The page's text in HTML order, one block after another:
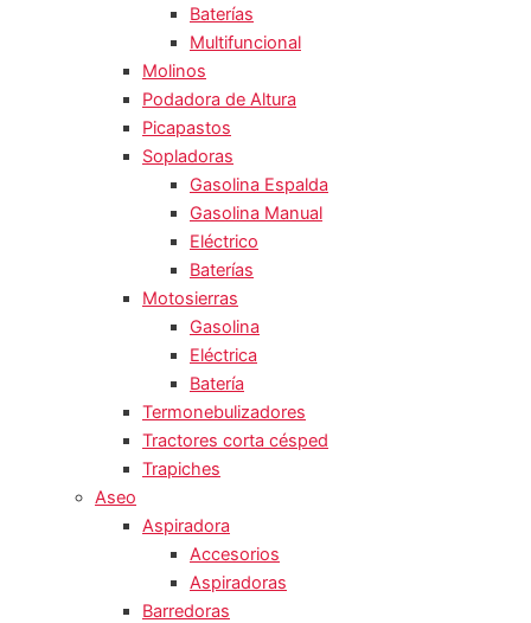
Baterías
Multifuncional
Molinos
Podadora de Altura
Picapastos
Sopladoras
Gasolina Espalda
Gasolina Manual
Eléctrico
Baterías
Motosierras
Gasolina
Eléctrica
Batería
Termonebulizadores
Tractores corta césped
Trapiches
Aseo
Aspiradora
Accesorios
Aspiradoras
Barredoras